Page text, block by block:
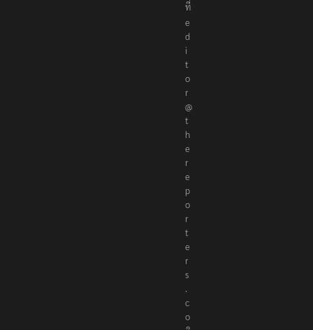
ที่
e
d
i
t
o
r
@
t
h
e
r
e
p
o
r
t
e
r
s
.
c
o